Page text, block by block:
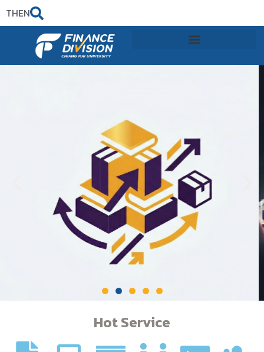
THEN
Hot Service